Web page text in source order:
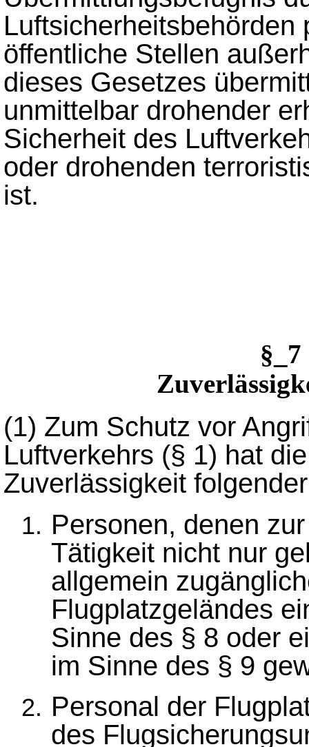
öffentliche Stellen
dieses Gesetzes
unmittelbar drohender
Sicherheit des
oder drohenden
ist.
(1) Zum Schutz vor
Luftverkehrs (§ 1) hat
Zuverlässigkeit
Personen, denen
Tätigkeit nicht nur
allgemein
Flugplatzgeländes
Sinne des § 8 oder
im Sinne des § 9
Personal der
des